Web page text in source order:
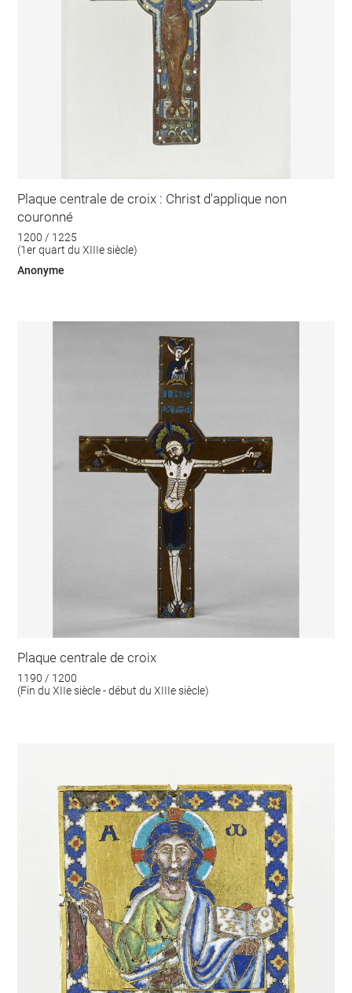
Plaque centrale de croix : Christ d'applique non
couronné
1200 / 1225
(1er quart du XIIIe siècle)
Anonyme
Plaque centrale de croix
1190 / 1200
(Fin du XIIe siècle - début du XIIIe siècle)